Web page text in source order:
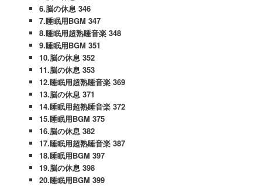
6.脳の休息 346
7.睡眠用BGM 347
8.睡眠用超熟睡音楽 348
9.睡眠用BGM 351
10.脳の休息 352
11.脳の休息 353
12.睡眠用超熟睡音楽 369
13.脳の休息 371
14.睡眠用超熟睡音楽 372
15.睡眠用BGM 375
16.脳の休息 382
17.睡眠用超熟睡音楽 387
18.睡眠用BGM 397
19.脳の休息 398
20.睡眠用BGM 399